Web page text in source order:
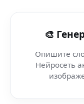
AI fantasy portraits
AI Art Factory
🎨
Опишите
Нейросеть